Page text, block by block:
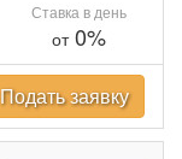
Ставка в день
от0%
Подать заявку